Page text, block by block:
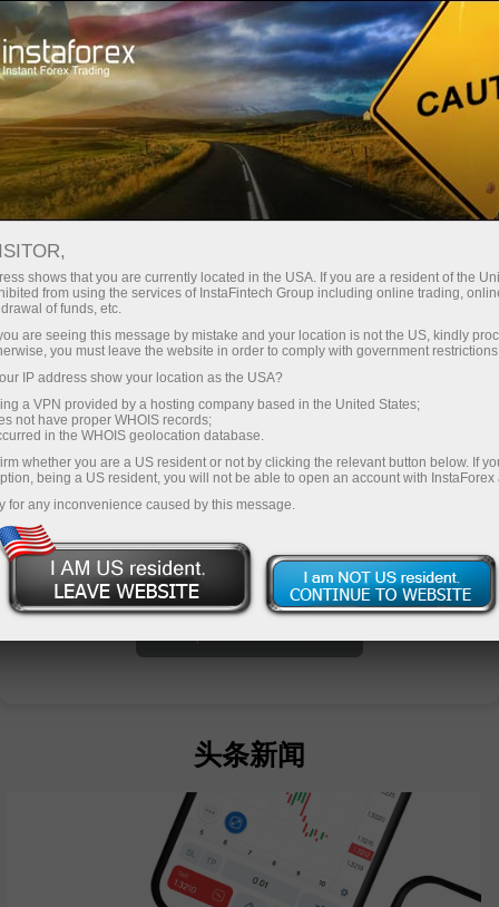
About InstaForex
InstaForex新闻
您想了解InstaForex交易时间表中的所有当前事件，
竞赛和变化吗？ 然后欢迎来到新闻页面，在那里发
布关于最重要，有用和有趣的材料！
头条新闻
shows that you are currently located in the USA. If you are a resident of the
from using the services of InstaFintech Group including online trading,
of funds, etc.
are seeing this message by mistake and your location is not the US, kindly
you must leave the website in order to comply with government
IP address show your location as the USA?
a VPN provided by a hosting company based in the United States;
not have proper WHOIS records;
in the WHOIS geolocation database.
whether you are a US resident or not by clicking the relevant button below. If
being a US resident, you will not be able to open an account with InstaForex
for any inconvenience caused by this message.